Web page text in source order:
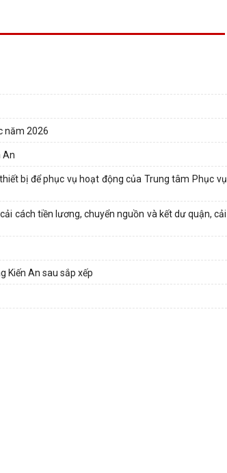
năm 2026
An
bị để phục vụ hoạt động của Trung tâm Phục vụ
cách tiền lương, chuyển nguồn và kết dư quận, cải
Kiến An sau sắp xếp